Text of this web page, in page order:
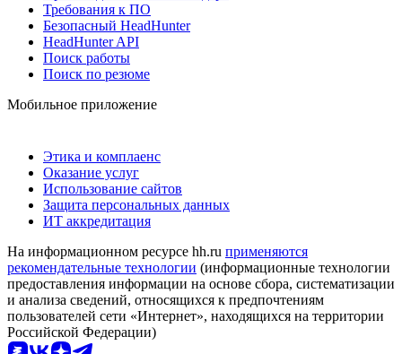
Требования к ПО
Безопасный HeadHunter
HeadHunter API
Поиск работы
Поиск по резюме
Мобильное приложение
Этика и комплаенс
Оказание услуг
Использование сайтов
Защита персональных данных
ИТ аккредитация
На информационном ресурсе hh.ru применяются
рекомендательные технологии (информационные технологии
предоставления информации на основе сбора, систематизации
и анализа сведений, относящихся к предпочтениям
пользователей сети «Интернет», находящихся на территории
Российской Федерации)